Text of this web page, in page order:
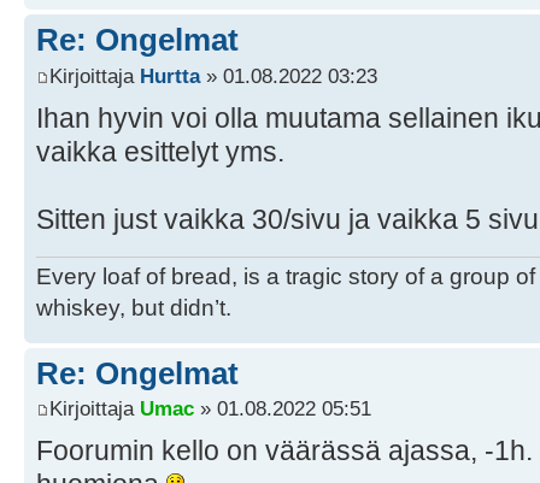
Re: Ongelmat
Kirjoittaja Hurtta» 01.08.2022 03:23
Ihan hyvin voi olla muutama sellainen
vaikka esittelyt yms.
Sitten just vaikka 30/sivu ja vaikka 5
Every loaf of bread, is a tragic story of a group
whiskey, but didn’t.
Re: Ongelmat
Kirjoittaja Umac » 01.08.2022 05:51
Foorumin kello on väärässä ajassa, -